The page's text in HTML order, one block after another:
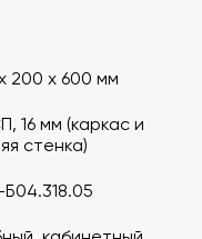
200 х 600 мм
16 мм (каркас и
стенка)